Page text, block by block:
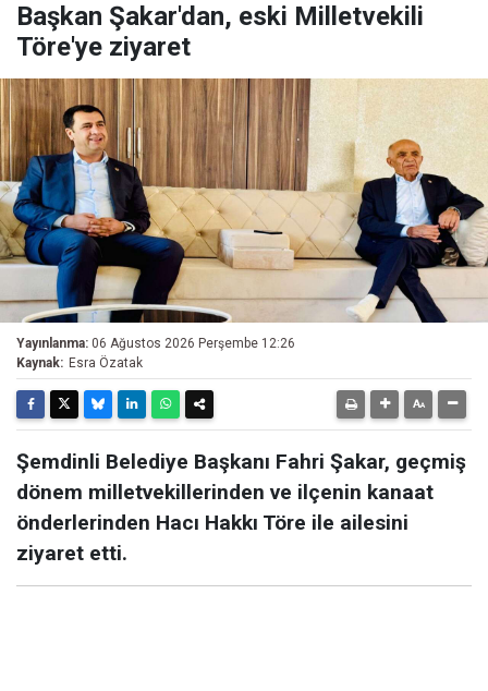
Başkan Şakar'dan, eski Milletvekili
Töre'ye ziyaret
Yayınlanma: 06 Ağustos 2026 Perşembe 12:26
Kaynak: Esra Özatak
Şemdinli Belediye Başkanı Fahri Şakar, geçmiş
dönem milletvekillerinden ve ilçenin kanaat
önderlerinden Hacı Hakkı Töre ile ailesini
ziyaret etti.